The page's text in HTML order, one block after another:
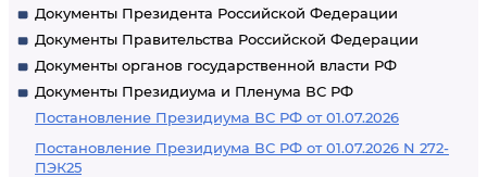
Документы Президента Российской Федерации
Документы Правительства Российской Федерации
Документы органов государственной власти РФ
Документы Президиума и Пленума ВС РФ
Постановление Президиума ВС РФ от 01.07.2026
Постановление Президиума ВС РФ от 01.07.2026 N 272-
ПЭК25